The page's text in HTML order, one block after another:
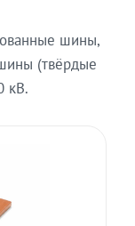
шины,
(твёрдые
кВ.